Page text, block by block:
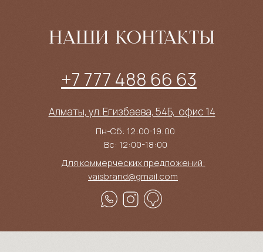
НАШИ КОНТАКТЫ
+7 777 488 66 63
Алматы, ул. Егизбаева, 54Б, ​ офис 14
Для коммерческих предложений:
vaisbrand@gmail.com
Пн-Сб: 12:00-19:00
Вс: 12:00-18:00